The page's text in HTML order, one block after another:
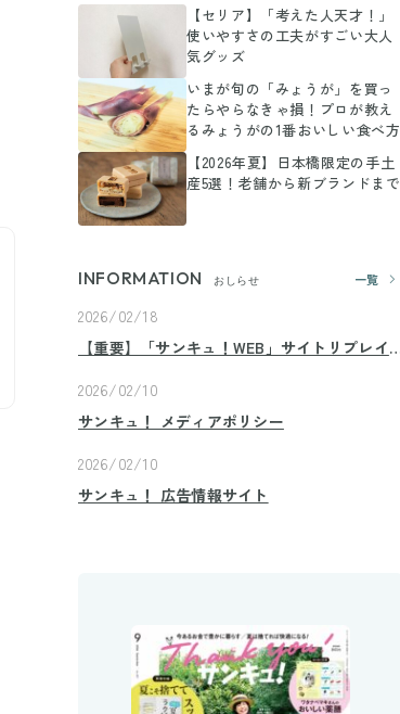
【セリア】「考えた人天才！」
使いやすさの工夫がすごい大人
気グッズ
いまが旬の「みょうが」を買っ
たらやらなきゃ損！プロが教え
るみょうがの1番おいしい食べ方
【2026年夏】日本橋限定の手土
産5選！老舗から新ブランドまで
INFORMATION おしらせ 一覧
2026/02/18
【重要】「サンキュ！WEB」サイトリプレイ
2026/02/10
サンキュ！ メディアポリシー
2026/02/10
サンキュ！ 広告情報サイト